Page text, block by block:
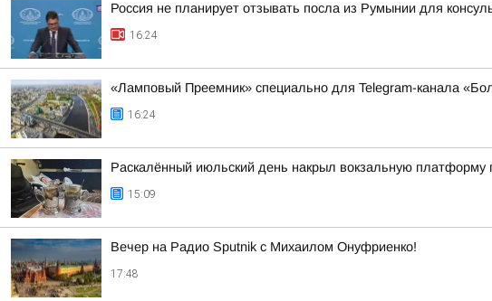
Россия не планирует отзывать посла из Румынии для
16:24
«Ламповый Преемник» специально для Telegram-канала
16:24
Раскалённый июльский день накрыл вокзальную платформу
15:09
Вечер на Радио Sputnik с Михаилом Онуфриенко!
17:48